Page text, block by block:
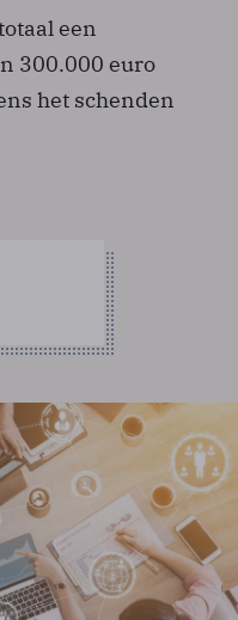
een
300.000 euro
het schenden